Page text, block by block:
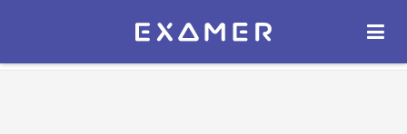
Экзамер — ЕГЭ 2027
ОТКРЫТЬ